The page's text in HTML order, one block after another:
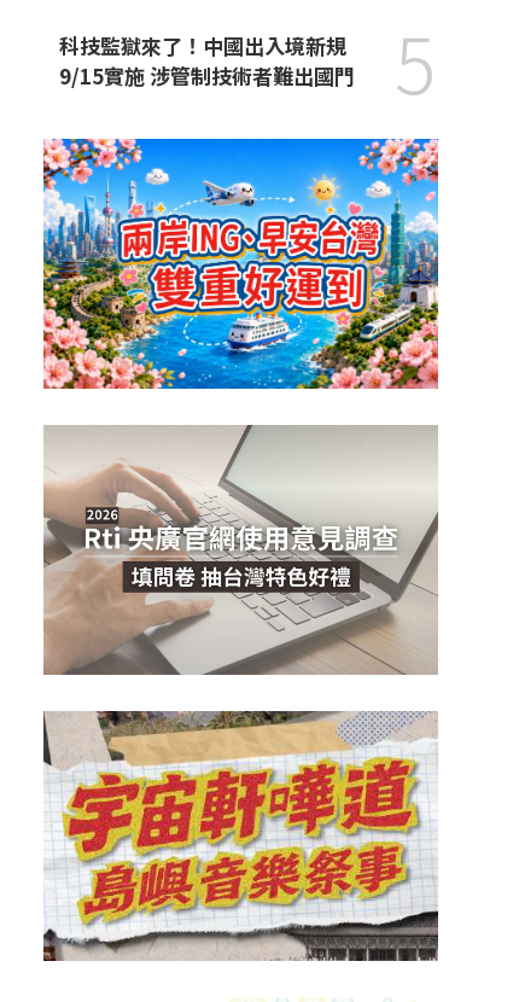
科技監獄來了！中國出入境新規
9/15實施 涉管制技術者難出國門
5